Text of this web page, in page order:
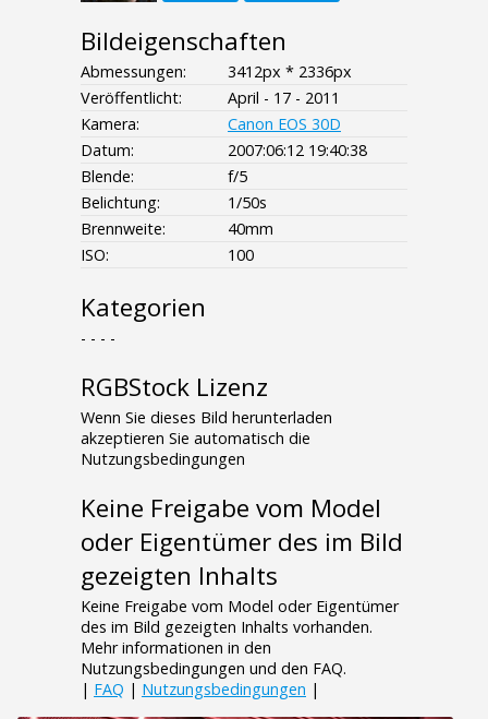
Bildeigenschaften
Abmessungen:
3412px * 2336px
Veröffentlicht:
April - 17 - 2011
Kamera:
Canon EOS 30D
Datum:
2007:06:12 19:40:38
Blende:
f/5
Belichtung:
1/50s
Brennweite:
40mm
ISO:
100
Kategorien
- - - -
RGBStock Lizenz
Wenn Sie dieses Bild herunterladen
akzeptieren Sie automatisch die
Nutzungsbedingungen
Keine Freigabe vom Model
oder Eigentümer des im Bild
gezeigten Inhalts
Keine Freigabe vom Model oder Eigentümer
des im Bild gezeigten Inhalts vorhanden.
Mehr informationen in den
Nutzungsbedingungen und den FAQ.
| FAQ | Nutzungsbedingungen |